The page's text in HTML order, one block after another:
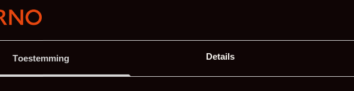
Toestemming Details